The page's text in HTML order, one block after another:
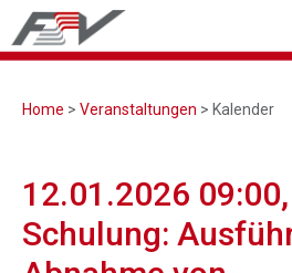
Home > Veranstaltungen > Kalender
12.01.2026 09:00,
Schulung: